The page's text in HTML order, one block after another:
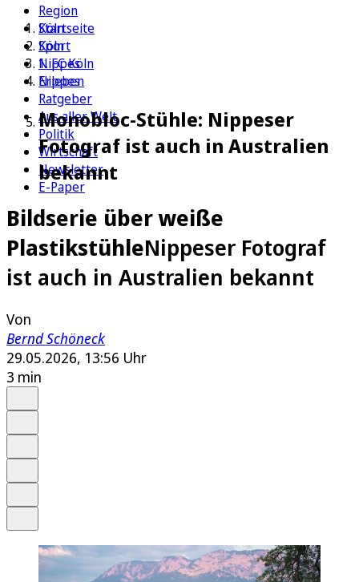
Region
Köln
Sport
1. FC Köln
Erleben
Ratgeber
Aus aller Welt
Politik
Wirtschaft
Newsletter
E-Paper
Startseite
Köln
Nippes
Nippes
Monobloc-Stühle: Nippeser
Fotograf ist auch in Australien
bekannt
Bildserie über weiße
PlastikstühleNippeser Fotograf
ist auch in Australien bekannt
Von
Bernd Schöneck
29.05.2026, 13:56 Uhr
3 min